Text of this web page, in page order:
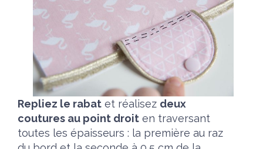
Repliez le rabat et réalisez deux
coutures au point droit en traversant
toutes les épaisseurs : la première au raz